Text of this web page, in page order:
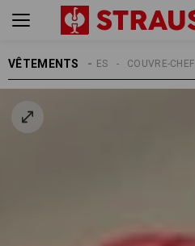
VÊTEMENTS COUVRE-CHEF
ACCESSOIRES